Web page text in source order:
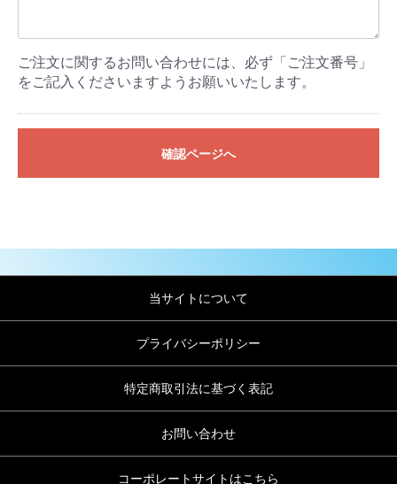
ご注文に関するお問い合わせには、必ず「ご注文番号」
をご記入くださいますようお願いいたします。
確認ページへ
当サイトについて
プライバシーポリシー
特定商取引法に基づく表記
お問い合わせ
コーポレートサイトはこちら